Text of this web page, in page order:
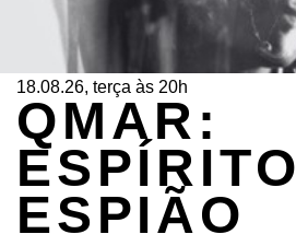
18.08.26, terça às 20h
QMAR:
ESPÍRITO
ESPIÃO